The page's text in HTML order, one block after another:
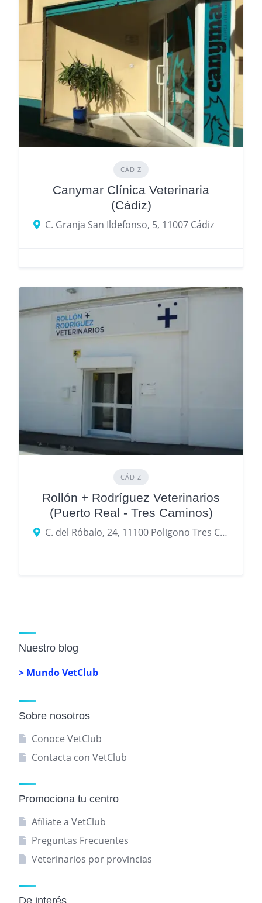
CÁDIZ
Canymar Clínica Veterinaria
(Cádiz)
C. Granja San Ildefonso, 5, 11007 Cádiz
CÁDIZ
Rollón + Rodríguez Veterinarios
(Puerto Real - Tres Caminos)
C. del Róbalo, 24, 11100 Poligono Tres Caminos, Cádiz
Nuestro blog
> Mundo VetClub
Sobre nosotros
Conoce VetClub
Contacta con VetClub
Promociona tu centro
Afíliate a VetClub
Preguntas Frecuentes
Veterinarios por provincias
De interés